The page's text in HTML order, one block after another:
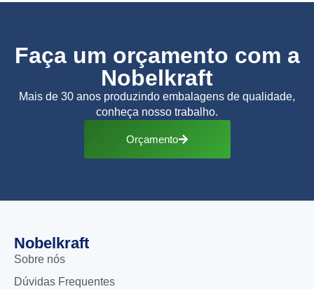
Faça um orçamento com a
Nobelkraft
Mais de 30 anos produzindo embalagens de qualidade,
conheça nosso trabalho.
Orçamento
Nobelkraft
Sobre nós
Dúvidas Frequentes